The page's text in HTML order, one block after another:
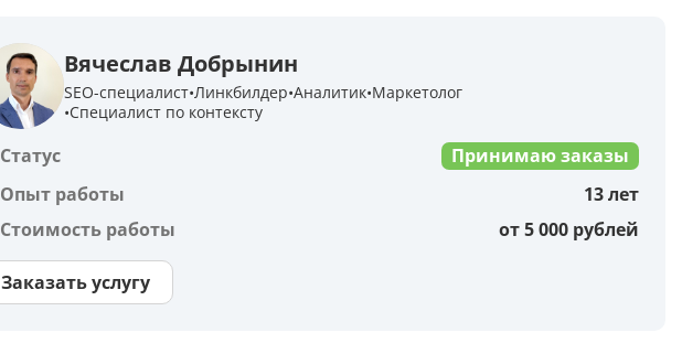
Анализ диаграммы
Вячеслав Добрынин
SEO-специалист Линкбилдер Аналитик Маркетолог
Специалист по контексту
Статус
Принимаю заказы
Опыт работы
13 лет
Стоимость работы
от 5 000 рублей
Заказать услугу